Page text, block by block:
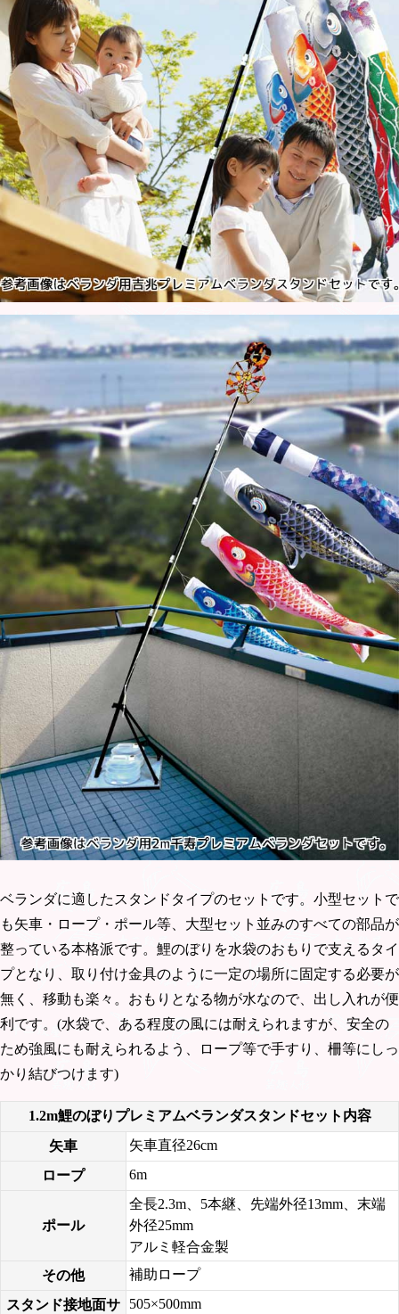
ベランダに適したスタンドタイプのセットです。小型セットで
も矢車・ロープ・ポール等、大型セット並みのすべての部品が
整っている本格派です。鯉のぼりを水袋のおもりで支えるタイ
プとなり、取り付け金具のように一定の場所に固定する必要が
無く、移動も楽々。おもりとなる物が水なので、出し入れが便
利です。(水袋で、ある程度の風には耐えられますが、安全の
ため強風にも耐えられるよう、ロープ等で手すり、柵等にしっ
かり結びつけます)
1.2m鯉のぼりプレミアムベランダスタンドセット内容
矢車
矢車直径26cm
ロープ
6m
ポール
全長2.3m、5本継、先端外径13mm、末端
外径25mm
アルミ軽合金製
その他
補助ロープ
スタンド接地面サ
505×500mm